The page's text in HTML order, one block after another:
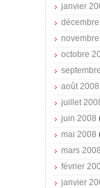
janvier
octobre
août 2008
juillet
juin 2008
mai 2008
mars 2008
février
janvier